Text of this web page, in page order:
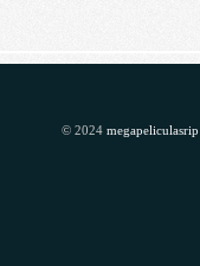
© 2024 megapeliculasrip